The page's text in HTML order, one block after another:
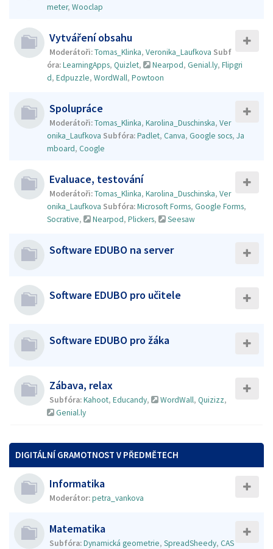
meter, Wooclap
Vytváření obsahu
Moderátoři:Tomas_Klinka, Veronika_Laufkova Subf
óra:LearningApps, Quizlet, Nearpod, Genial.ly, Flipgri
d, Edpuzzle, WordWall, Powtoon
Spolupráce
Moderátoři:Tomas_Klinka, Karolina_Duschinska, Ver
onika_Laufkova Subfóra:Padlet, Canva, Google socs, Ja
mboard, Coogle
Evaluace, testování
Moderátoři:Tomas_Klinka, Karolina_Duschinska, Ver
onika_Laufkova Subfóra:Microsoft Forms, Google Forms,
Socrative, Nearpod, Plickers, Seesaw
Software EDUBO na server
Software EDUBO pro učitele
Software EDUBO pro žáka
Zábava, relax
Subfóra:Kahoot, Educandy, WordWall, Quizizz,
Genial.ly
DIGITÁLNÍ GRAMOTNOST V PŘEDMĚTECH
Informatika
Moderátor:petra_vankova
Matematika
Subfóra:Dynamická geometrie, SpreadSheedy, CAS